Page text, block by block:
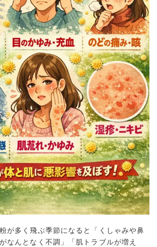
が多く飛ぶ季節になると「くしゃみや鼻
なんとなく不調」「肌トラブルが増え